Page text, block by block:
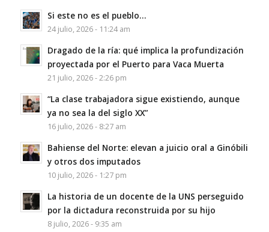
Si este no es el pueblo…
24 julio, 2026 - 11:24 am
Dragado de la ría: qué implica la profundización
proyectada por el Puerto para Vaca Muerta
21 julio, 2026 - 2:26 pm
“La clase trabajadora sigue existiendo, aunque
ya no sea la del siglo XX”
16 julio, 2026 - 8:27 am
Bahiense del Norte: elevan a juicio oral a Ginóbili
y otros dos imputados
10 julio, 2026 - 1:27 pm
La historia de un docente de la UNS perseguido
por la dictadura reconstruida por su hijo
8 julio, 2026 - 9:35 am